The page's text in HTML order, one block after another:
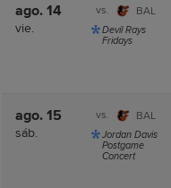
ago. 14
vie.
vs. BAL
Devil Rays
Fridays
ago. 15
sáb.
vs. BAL
Jordan Davis
Postgame
Concert